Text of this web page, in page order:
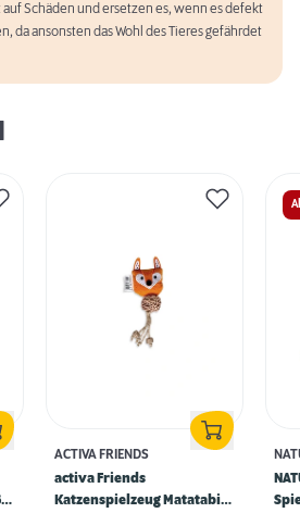
auf Schäden und ersetzen es, wenn es defekt
da ansonsten das Wohl des Tieres gefährdet
ACTIVA FRIENDS
activa Friends
Katzenspielzeug Matatabi